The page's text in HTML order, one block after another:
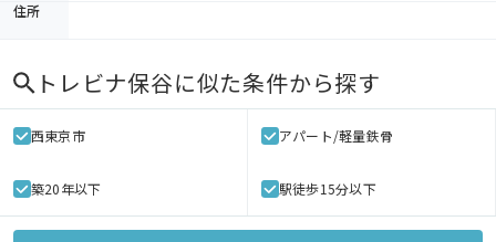
住所
トレビナ保谷に似た条件から探す
西東京市 アパート/軽量鉄骨
築20年以下 駅徒歩15分以下